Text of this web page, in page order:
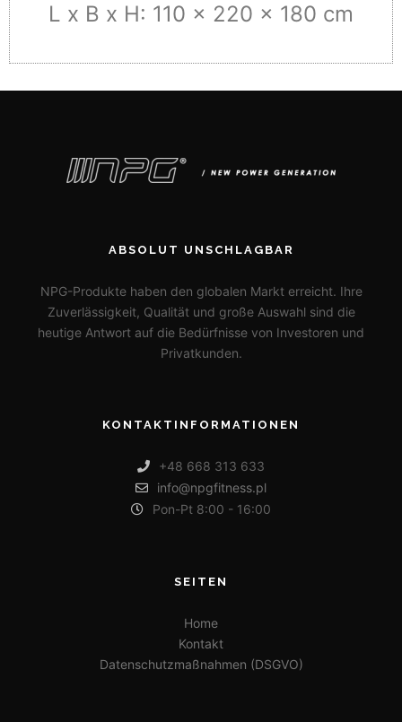
L x B x H: 110 x 220 x 180 cm
ABSOLUT UNSCHLAGBAR
NPG-Produkte haben den globalen Markt erreicht. Ihre
Zuverlässigkeit, Qualität und große Auswahl sind die
heutige Antwort auf die Bedürfnisse von Investoren und
Privatkunden.
KONTAKTINFORMATIONEN
+48 668 313 633
info@npgfitness.pl
Pon-Pt 8:00 - 16:00
SEITEN
Home
Kontakt
Datenschutzmaßnahmen (DSGVO)